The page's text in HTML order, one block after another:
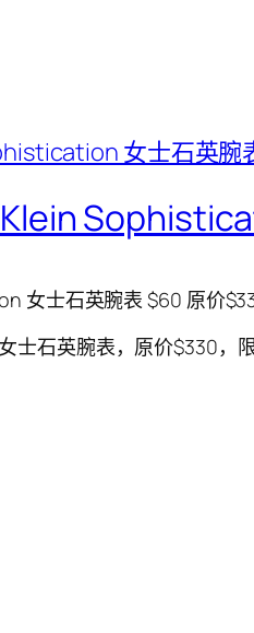
女士石英腕表 $60 原价
石英腕表，原价$330，